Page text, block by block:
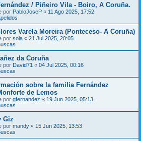
/ Piñeiro Vila - Boiro, A Coruña.
por PabloJoseP « 11 Ago 2025, 17:52
Varela Moreira (Ponteceso- A Coruña)
por sola « 21 Jul 2025, 20:05
da Coruña
por David71 « 04 Jul 2025, 00:16
sobre la familia Fernández
de Lemos
por gfernandez « 19 Jun 2025, 05:13
Giz
por mandy « 15 Jun 2025, 13:53